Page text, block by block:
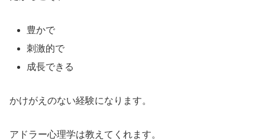
豊かで
刺激的で
成長できる
かけがえのない経験になります。
アドラー心理学は教えてくれます。